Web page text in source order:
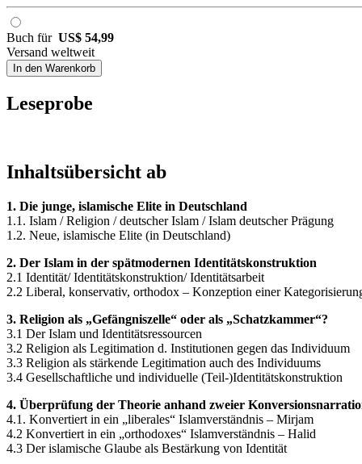
Buch für US$ 54,99
Versand weltweit
In den Warenkorb
Leseprobe
Inhaltsübersicht ab
1. Die junge, islamische Elite in Deutschland
1.1. Islam / Religion / deutscher Islam / Islam deutscher Prägung
1.2. Neue, islamische Elite (in Deutschland)
2. Der Islam in der spätmodernen Identitätskonstruktion
2.1 Identität/ Identitätskonstruktion/ Identitätsarbeit
2.2 Liberal, konservativ, orthodox – Konzeption einer
3. Religion als „Gefängniszelle“ oder als „Schatzkammer“?
3.1 Der Islam und Identitätsressourcen
3.2 Religion als Legitimation d. Institutionen gegen das Individuum
3.3 Religion als stärkende Legitimation auch des Individuums
3.4 Gesellschaftliche und individuelle (Teil-)Identitätskonstruktion
4. Überprüfung der Theorie anhand zweier
4.1. Konvertiert in ein „liberales“ Islamverständnis – Mirjam
4.2 Konvertiert in ein „orthodoxes“ Islamverständnis – Halid
4.3 Der islamische Glaube als Bestärkung von Identität